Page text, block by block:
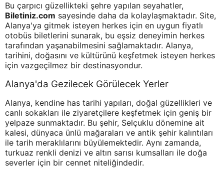
Bu çarpıcı güzellikteki şehre yapılan seyahatler,
Biletiniz.com sayesinde daha da kolaylaşmaktadır. Site,
Alanya'ya gitmek isteyen herkes için en uygun fiyatlı
otobüs biletlerini sunarak, bu eşsiz deneyimin herkes
tarafından yaşanabilmesini sağlamaktadır. Alanya,
tarihini, doğasını ve kültürünü keşfetmek isteyen herkes
için vazgeçilmez bir destinasyondur.
Alanya'da Gezilecek Görülecek Yerler
Alanya, kendine has tarihi yapıları, doğal güzellikleri ve
canlı sokakları ile ziyaretçilere keşfetmek için geniş bir
yelpaze sunmaktadır. Bu şehir, Selçuklu dönemine ait
kalesi, dünyaca ünlü mağaraları ve antik şehir kalıntıları
ile tarih meraklılarını büyülemektedir. Aynı zamanda,
turkuaz renkli denizi ve altın sarısı kumsalları ile doğa
severler için bir cennet niteliğindedir.